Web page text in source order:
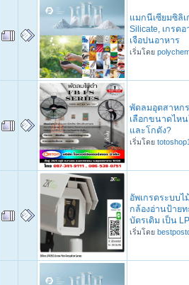
แมกนีเซียมซิลิเ
Silicate, เกรด
เจือปนอาหาร
เริ่มโดย
พัดลมอุตสาหก
เลือกขนาดไห
และโกดัง?
เริ่มโดย
อัพเกรดระบบ
กล้องอ่านป้าย
บัตรเดิม เป็น
เริ่มโดย